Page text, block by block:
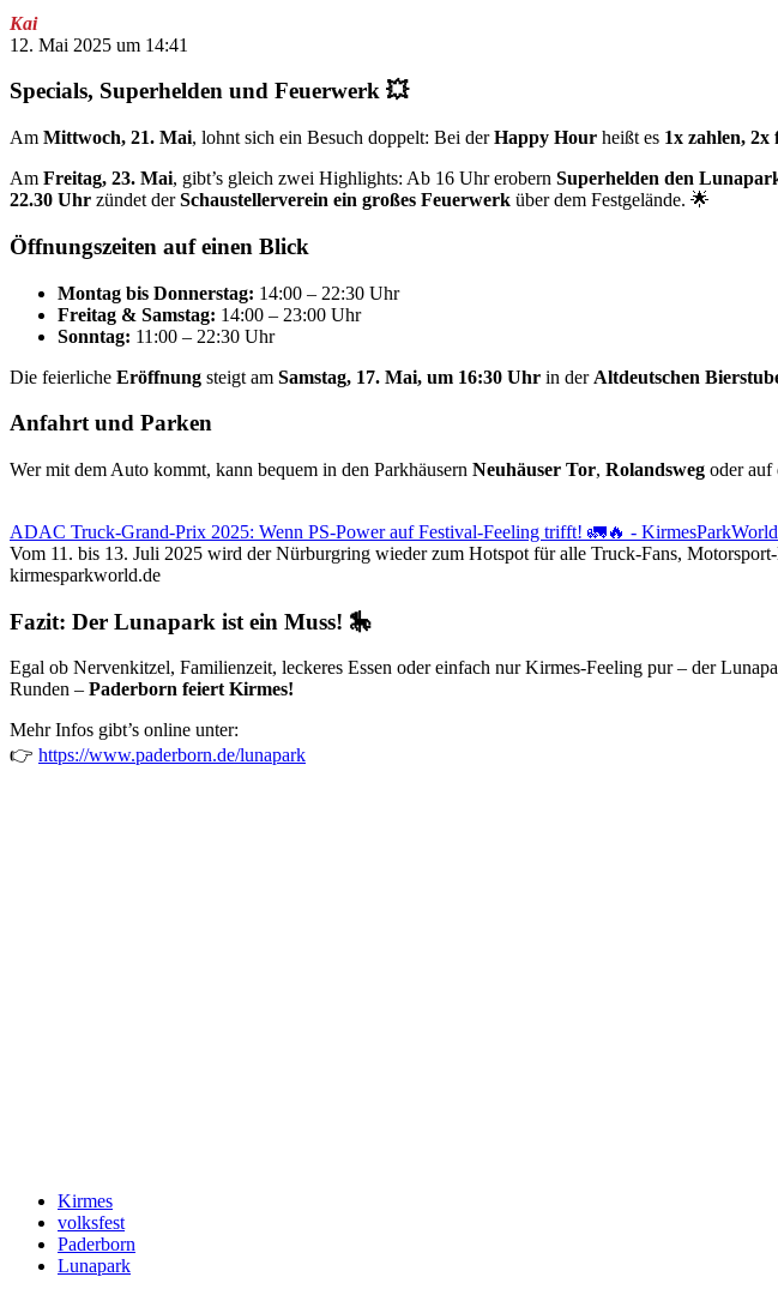
Kai
12. Mai 2025 um 14:41
Specials, Superhelden und Feuerwerk 💥
Am Mittwoch, 21. Mai, lohnt sich ein Besuch doppelt: Bei derHappy Hour heißt es 1x zahlen, 2x
Am Freitag, 23. Mai, gibt’s gleich zwei Highlights: Ab 16 Uhr erobern Superhelden den
22.30 Uhr zündet derSchaustellerverein ein großes Feuerwerk über dem Festgelände. 🌟
Öffnungszeiten auf einen Blick
Montag bis Donnerstag: 14:00 – 22:30 Uhr
Freitag & Samstag: 14:00 – 23:00 Uhr
Sonntag: 11:00 – 22:30 Uhr
Die feierliche Eröffnung steigt am Samstag, 17. Mai, um 16:30 Uhr in der Altdeutschen
Anfahrt und Parken
Wer mit dem Auto kommt, kann bequem in den Parkhäusern Neuhäuser Tor, Rolandsweg oder auf
ADAC Truck-Grand-Prix 2025: Wenn PS-Power auf Festival-Feeling trifft! 🚛🔥 -
Vom 11. bis 13. Juli 2025 wird der Nürburgring wieder zum Hotspot für alle Truck-Fans,
kirmesparkworld.de
Fazit: Der Lunapark ist ein Muss! 🎠
Egal ob Nervenkitzel, Familienzeit, leckeres Essen oder einfach nur Kirmes-Feeling pur – der
Runden – Paderborn feiert Kirmes!
Mehr Infos gibt’s online unter:
👉 https://www.paderborn.de/lunapark
Kirmes
volksfest
Paderborn
Lunapark